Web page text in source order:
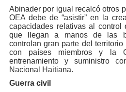
Abinader por igual recalcó otros
OEA debe de “asistir” en la
capacidades relativas al control
que llegan a manos de las
controlan gran parte del
con países miembros y la
entrenamiento y suministro
Nacional Haitiana.
Guerra civil